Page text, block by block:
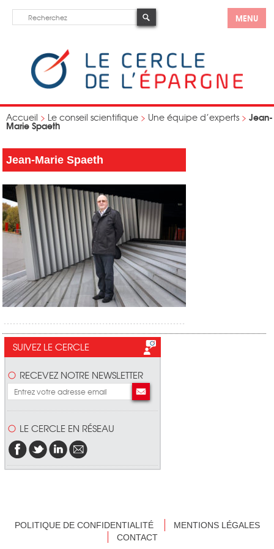
MENU
Accueil > Le conseil scientifique > Une équipe d’experts > Jean-
Marie Spaeth
Jean-Marie Spaeth
SUIVEZ LE CERCLE
RECEVEZ NOTRE NEWSLETTER
LE CERCLE EN RÉSEAU
POLITIQUE DE CONFIDENTIALITÉ
MENTIONS LÉGALES
CONTACT